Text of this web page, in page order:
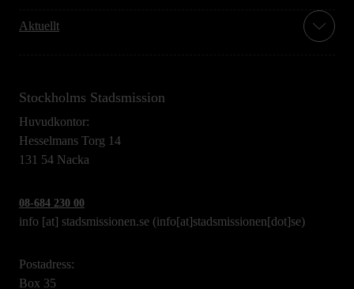
Aktuellt
Stockholms Stadsmission
Huvudkontor:
Hesselmans Torg 14
131 54 Nacka
08-684 230 00
info [at] stadsmissionen.se (info[at]stadsmissionen[dot]se)
Postadress:
Box 35